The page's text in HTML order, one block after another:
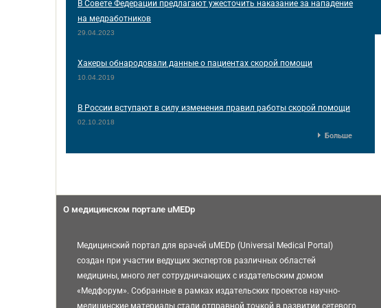
В Совете Федерации предлагают ужесточить наказание за нападение
на медработников
29.04.2023
Хакеры обнародовали данные о пациентах скорой помощи
10.04.2019
В России вступают в силу изменения правил работы скорой помощи
02.10.2018
Больше
О медицинском портале uMEDp
Медицинский портал для врачей uMEDp (Universal Medical Portal)
создан при участии ведущих экспертов различных областей
медицины, много лет сотрудничающих с издательским домом
«Медфорум». Собранные в рамках издательских проектов научно-
медицинские материалы стали отправной точкой в развитии сетевого